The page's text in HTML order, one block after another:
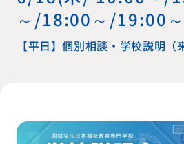
～/18:00～/19:00～
【平日】個別相談・学校説明（